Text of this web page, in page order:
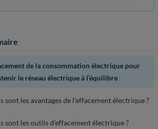
de la consommation électrique pour
le réseau électrique à l’équilibre
sont les avantages de l’effacement électrique ?
sont les outils d’effacement électrique ?